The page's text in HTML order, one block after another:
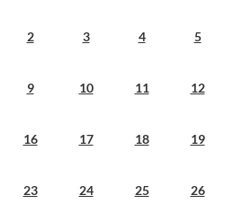
2 3 4 5
9 10 11 12
16 17 18 19
23 24 25 26